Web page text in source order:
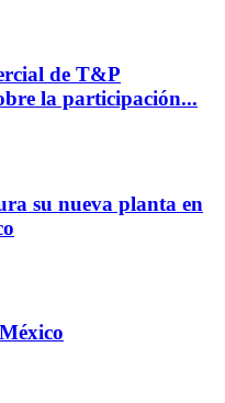
de T&P
la participación...
su nueva planta en